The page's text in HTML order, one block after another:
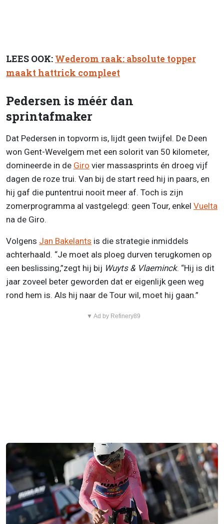
LEES OOK: Wederom raak: absolute topper
maakt hattrick compleet
Pedersen is méér dan
sprintafmaker
Dat Pedersen in topvorm is, lijdt geen twijfel. De Deen
won Gent-Wevelgem met een solorit van 50 kilometer,
domineerde in de Giro vier massasprints én droeg vijf
dagen de roze trui. Van bij de start reed hij in paars, en
hij gaf die puntentrui nooit meer af. Toch is zijn
zomerprogramma al vastgelegd: geen Tour, enkel Vuelta
na de Giro.
Volgens Jan Bakelants is die strategie inmiddels
achterhaald. “Je moet als ploeg durven terugkomen op
een beslissing,”zegt hij bij Wuyts & Vlaeminck. “Hij is dit
jaar zoveel beter geworden dat er eigenlijk geen weg
rond hem is. Als hij naar de Tour wil, moet hij gaan.”
▼ Ad by Refinery89